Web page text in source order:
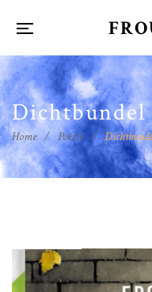
Dichtbundel
Home / Poëzie /